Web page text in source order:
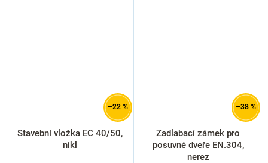
–22 %
Stavební vložka EC 40/50,
nikl
–38 %
Zadlabací zámek pro
posuvné dveře EN.304,
nerez